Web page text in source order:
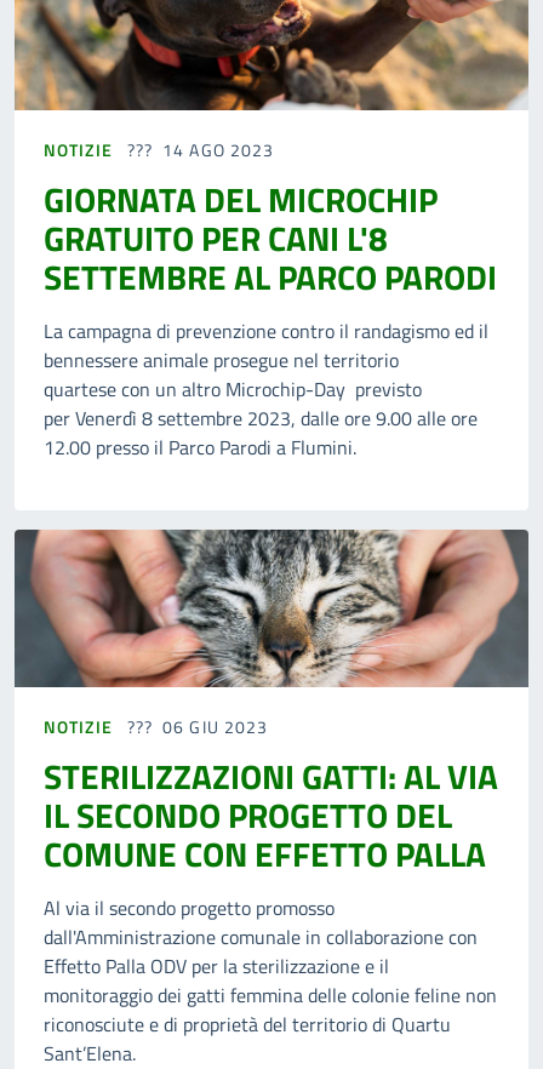
NOTIZIE 14 AGO 2023
GIORNATA DEL MICROCHIP
GRATUITO PER CANI L'8
SETTEMBRE AL PARCO PARODI
La campagna di prevenzione contro il randagismo ed il
bennessere animale prosegue nel territorio
quartese con un altro Microchip-Day previsto
per Venerdì 8 settembre 2023, dalle ore 9.00 alle ore
12.00 presso il Parco Parodi a Flumini.
NOTIZIE 06 GIU 2023
STERILIZZAZIONI GATTI: AL VIA
IL SECONDO PROGETTO DEL
COMUNE CON EFFETTO PALLA
Al via il secondo progetto promosso
dall'Amministrazione comunale in collaborazione con
Effetto Palla ODV per la sterilizzazione e il
monitoraggio dei gatti femmina delle colonie feline non
riconosciute e di proprietà del territorio di Quartu
Sant’Elena.